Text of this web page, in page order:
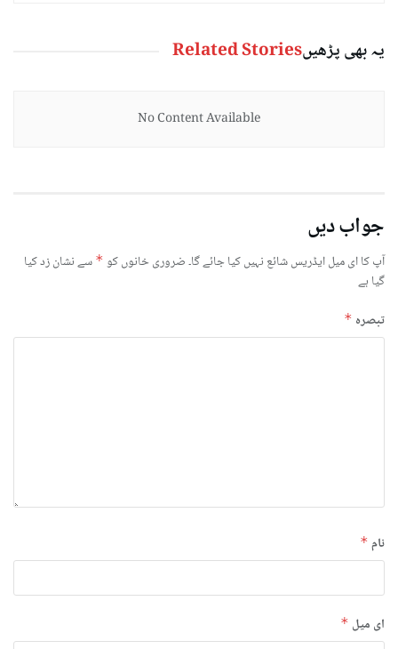
یہ بھی پڑھیںRelated Stories
No Content Available
جواب دیں
آپ کا ای میل ایڈریس شائع نہیں کیا جائے گا۔ضروری خانوں کو * سے نشان زد کیا
گیا ہے
تبصرہ *
نام *
ای میل *